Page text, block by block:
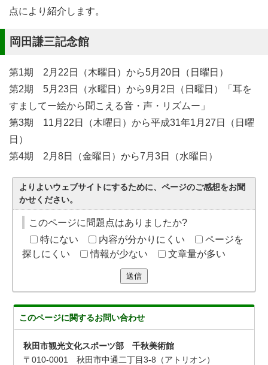
点により紹介します。
岡田謙三記念館
第1期 2月22日（木曜日）から5月20日（日曜日）
第2期 5月23日（水曜日）から9月2日（日曜日）「耳を
すましてー絵から聞こえる音・声・リズムー」
第3期 11月22日（木曜日）から平成31年1月27日（日曜
日）
第4期 2月8日（金曜日）から7月3日（水曜日）
よりよいウェブサイトにするために、ページのご感想をお聞
かせください。
このページに問題点はありましたか?
特にない
内容が分かりにくい
ページを
探しにくい
情報が少ない 文章量が多い
送信
このページに関するお問い合わせ
秋田市観光文化スポーツ部 千秋美術館
〒010-0001 秋田市中通二丁目3-8（アトリオン）